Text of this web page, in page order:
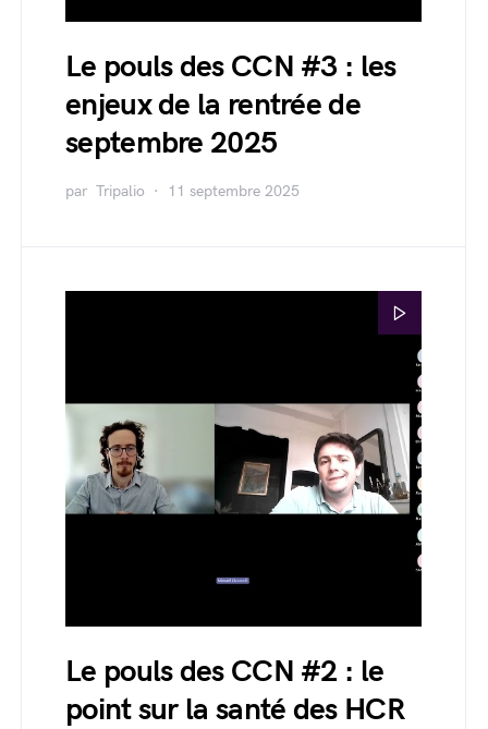
Le pouls des CCN #3 : les
enjeux de la rentrée de
septembre 2025
par Tripalio 11 septembre 2025
Le pouls des CCN #2 : le
point sur la santé des HCR